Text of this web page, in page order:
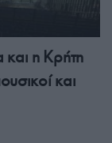
η Κρήτη
και